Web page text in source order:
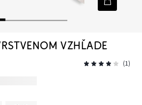
VZHĽADE
(1)